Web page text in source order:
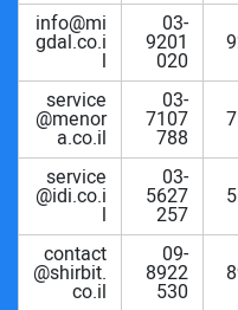
03-
9201
020
info@mi
gdal.co.i
l
03-
7107
788
service
@menor
a.co.il
03-
5627
257
service
@idi.co.i
l
09-
8922
530
contact
@shirbit.
co.il